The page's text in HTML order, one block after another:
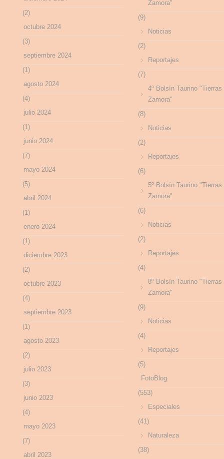
(2)
octubre 2024
(3)
septiembre 2024
(1)
agosto 2024
(4)
julio 2024
(1)
junio 2024
(7)
mayo 2024
(5)
abril 2024
(1)
enero 2024
(1)
diciembre 2023
(2)
octubre 2023
(4)
septiembre 2023
(1)
agosto 2023
(2)
julio 2023
(3)
junio 2023
(4)
mayo 2023
(7)
abril 2023
Zamora"
(9)
Noticias
(2)
Reportajes
(7)
4º Bolsín Taurino "Tierras
Zamora"
(8)
Noticias
(2)
Reportajes
(6)
5º Bolsín Taurino "Tierras
Zamora"
(6)
Noticias
(2)
Reportajes
(4)
8º Bolsín Taurino "Tierras
Zamora"
(9)
Noticias
(4)
Reportajes
(5)
FotoBlog
(553)
Especiales
(41)
Naturaleza
(38)